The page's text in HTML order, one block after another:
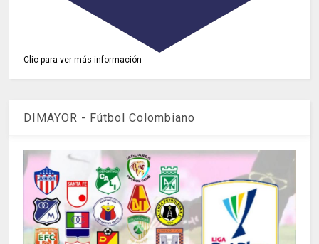
Clic para ver más información
DIMAYOR - Fútbol Colombiano